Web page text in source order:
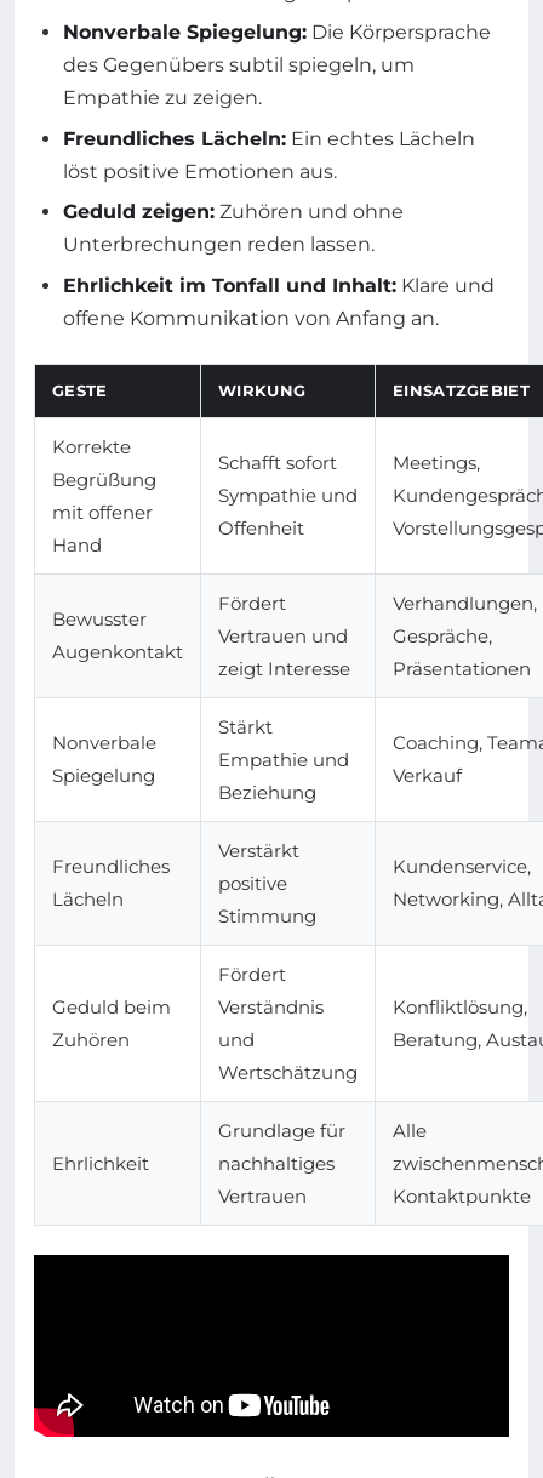
Nonverbale Spiegelung: Die Körpersprache
des Gegenübers subtil spiegeln, um
Empathie zu zeigen.
Freundliches Lächeln: Ein echtes Lächeln
löst positive Emotionen aus.
Geduld zeigen: Zuhören und ohne
Unterbrechungen reden lassen.
Ehrlichkeit im Tonfall und Inhalt: Klare und
offene Kommunikation von Anfang an.
GESTE WIRKUNG EINSATZGEBIET
Korrekte
Begrüßung
mit offener
Hand
Schafft sofort
Sympathie und
Offenheit
Meetings,
Bewusster
Augenkontakt
Fördert
Vertrauen und
zeigt Interesse
Verhandlungen,
Gespräche,
Präsentationen
Nonverbale
Spiegelung
Stärkt
Empathie und
Beziehung
Coaching,
Verkauf
Freundliches
Lächeln
Verstärkt
positive
Stimmung
Kundenservice,
Networking,
Geduld beim
Zuhören
Fördert
Verständnis
und
Wertschätzung
Konfliktlösung,
Beratung,
Ehrlichkeit
Grundlage für
nachhaltiges
Vertrauen
Alle
Kontaktpunkte